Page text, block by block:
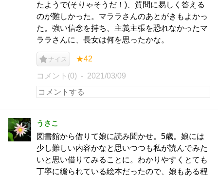
たようで(そりゃそうだ！)、質問に易しく答える
のが難しかった。マララさんのあとがきもよかっ
た。強い信念を持ち、主義主張を恐れなかったマ
ララさんに、長女は何を思ったかな。
ナイス ★42
コメント(0) 2021/03/09
うさこ
図書館から借りて娘に読み聞かせ。5歳。娘には
少し難しい内容かなと思いつつも私が読んでみた
いと思い借りてみることに。わかりやすくとても
丁寧に綴られている絵本だったので、娘もある程